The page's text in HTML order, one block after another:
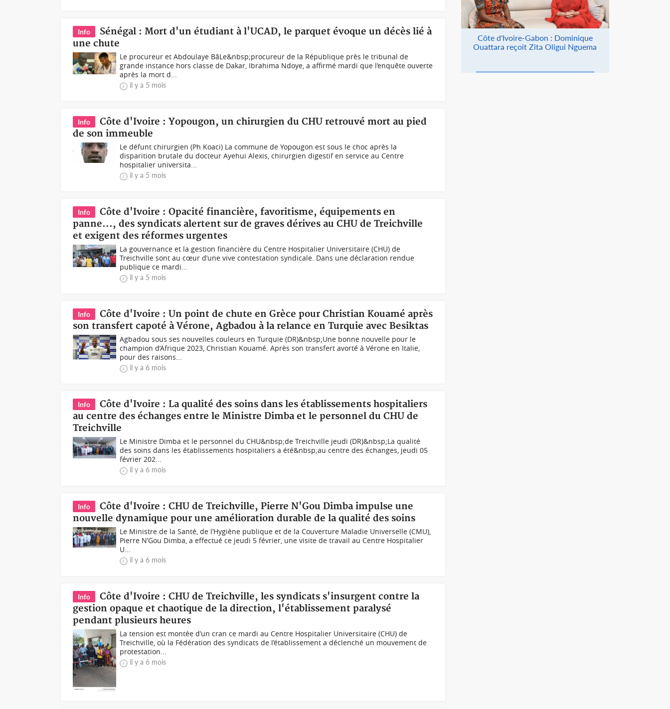
Info
Sénégal : Mort d'un étudiant à l'UCAD, le parquet évoque un décès lié à
une chute
Le procureur et Abdoulaye BâLe&nbsp;procureur de la République près le tribunal de
grande instance hors classe de Dakar, Ibrahima Ndoye, a affirmé mardi que l’enquête ouverte
après la mort d...
il y a 5 mois
Info
Côte d'Ivoire : Yopougon, un chirurgien du CHU retrouvé mort au pied
de son immeuble
Le défunt chirurgien (Ph Koaci) La commune de Yopougon est sous le choc après la
disparition brutale du docteur Ayehui Alexis, chirurgien digestif en service au Centre
hospitalier universita...
il y a 5 mois
Info
Côte d'Ivoire : Opacité financière, favoritisme, équipements en
panne..., des syndicats alertent sur de graves dérives au CHU de Treichville
et exigent des réformes urgentes
La gouvernance et la gestion financière du Centre Hospitalier Universitaire (CHU) de
Treichville sont au cœur d’une vive contestation syndicale. Dans une déclaration rendue
publique ce mardi...
il y a 5 mois
Info
Côte d'Ivoire : Un point de chute en Grèce pour Christian Kouamé après
son transfert capoté à Vérone, Agbadou à la relance en Turquie avec Besiktas
Agbadou sous ses nouvelles couleurs en Turquie (DR)&nbsp;Une bonne nouvelle pour le
champion d’Afrique 2023, Christian Kouamé. Après son transfert avorté à Vérone en Italie,
pour des raisons...
il y a 6 mois
Info
Côte d'Ivoire : La qualité des soins dans les établissements hospitaliers
au centre des échanges entre le Ministre Dimba et le personnel du CHU de
Treichville
Le Ministre Dimba et le personnel du CHU&nbsp;de Treichville jeudi (DR)&nbsp;La qualité
des soins dans les établissements hospitaliers a été&nbsp;au centre des échanges, jeudi 05
février 202...
il y a 6 mois
Info
Côte d'Ivoire : CHU de Treichville, Pierre N'Gou Dimba impulse une
nouvelle dynamique pour une amélioration durable de la qualité des soins
Le Ministre de la Santé, de l’Hygiène publique et de la Couverture Maladie Universelle (CMU),
Pierre N’Gou Dimba, a effectué ce jeudi 5 février, une visite de travail au Centre Hospitalier
U...
il y a 6 mois
Info
Côte d'Ivoire : CHU de Treichville, les syndicats s'insurgent contre la
gestion opaque et chaotique de la direction, l'établissement paralysé
pendant plusieurs heures
La tension est montée d’un cran ce mardi au Centre Hospitalier Universitaire (CHU) de
Treichville, où la Fédération des syndicats de l’établissement a déclenché un mouvement de
protestation...
il y a 6 mois
Côte d'Ivoire-Gabon : Dominique
Ouattara reçoit Zita Oligui Nguema